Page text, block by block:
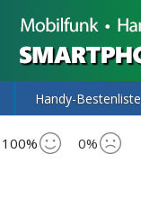
Handy-Bestenliste
100% 0%